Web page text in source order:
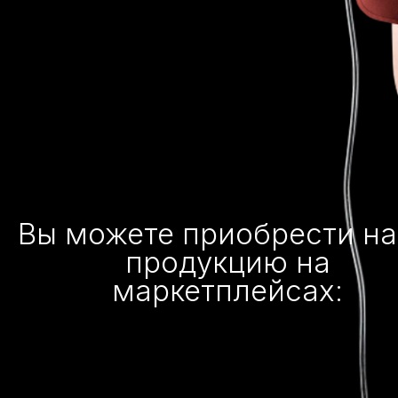
Вы можете приобрести
продукцию на
маркетплейсах: